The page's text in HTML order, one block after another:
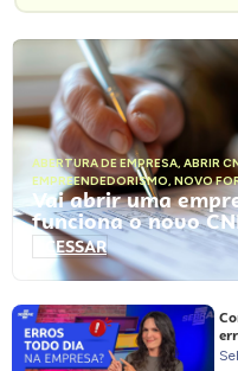
ABERTURA DE EMPRESA, ABRIR
EMPREENDEDORISMO, NOVO
Vai abrir uma
funciona o novo
ACESSAR